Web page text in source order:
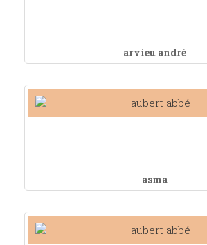
arvieu andré
asma